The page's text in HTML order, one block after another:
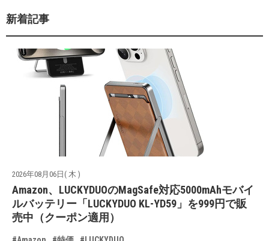
新着記事
2026年08月06日( 木 )
Amazon、LUCKYDUOのMagSafe対応5000mAhモバイ
ルバッテリー「LUCKYDUO KL-YD59」を999円で販
売中（クーポン適用）